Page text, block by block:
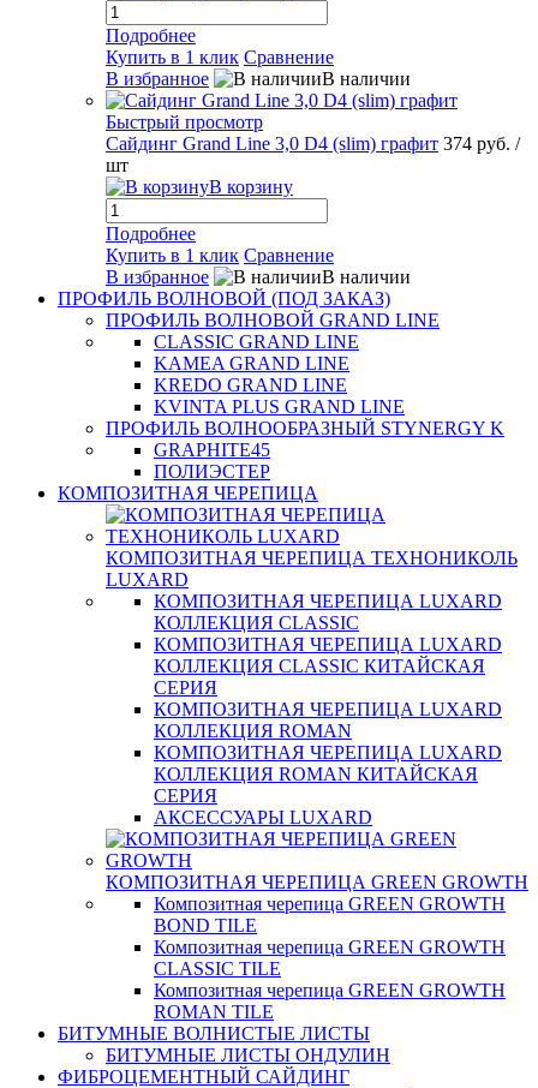
Подробнее
Купить в 1 клик Сравнение
В избранное
В наличии
Быстрый просмотр
Сайдинг Grand Line 3,0 D4 (slim) графит 374 руб. /
шт
В корзину
Подробнее
Купить в 1 клик Сравнение
В избранное
В наличии
ПРОФИЛЬ ВОЛНОВОЙ (ПОД ЗАКАЗ)
ПРОФИЛЬ ВОЛНОВОЙ GRAND LINE
CLASSIC GRAND LINE
KAMEA GRAND LINE
KREDO GRAND LINE
KVINTA PLUS GRAND LINE
ПРОФИЛЬ ВОЛНООБРАЗНЫЙ STYNERGY K
GRAPHITE45
ПОЛИЭСТЕР
КОМПОЗИТНАЯ ЧЕРЕПИЦА
КОМПОЗИТНАЯ ЧЕРЕПИЦА ТЕХНОНИКОЛЬ
LUXARD
КОМПОЗИТНАЯ ЧЕРЕПИЦА LUXARD
КОЛЛЕКЦИЯ CLASSIC
КОМПОЗИТНАЯ ЧЕРЕПИЦА LUXARD
КОЛЛЕКЦИЯ CLASSIC КИТАЙСКАЯ
СЕРИЯ
КОМПОЗИТНАЯ ЧЕРЕПИЦА LUXARD
КОЛЛЕКЦИЯ ROMAN
КОМПОЗИТНАЯ ЧЕРЕПИЦА LUXARD
КОЛЛЕКЦИЯ ROMAN КИТАЙСКАЯ
СЕРИЯ
АКСЕССУАРЫ LUXARD
КОМПОЗИТНАЯ ЧЕРЕПИЦА GREEN GROWTH
Композитная черепица GREEN GROWTH
BOND TILE
Композитная черепица GREEN GROWTH
CLASSIC TILE
Композитная черепица GREEN GROWTH
ROMAN TILE
БИТУМНЫЕ ВОЛНИСТЫЕ ЛИСТЫ
БИТУМНЫЕ ЛИСТЫ ОНДУЛИН
ФИБРОЦЕМЕНТНЫЙ САЙДИНГ